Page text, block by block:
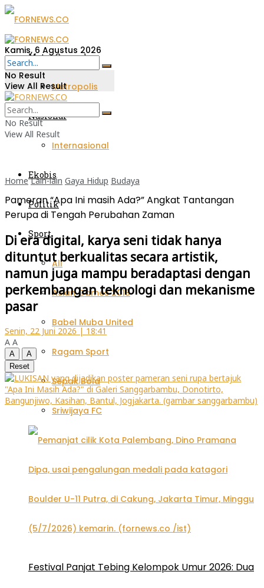
Metro Sumsel
Metropolis
Nasional
Internasional
Ekobis
Politik
Sport
All
Asian Games 2018
Babel Muba United
Ragam Sport
Sepak Bola
Sriwijaya FC
Festival Panjat Tebing Kelompok Umur 2026: Dua
Kamis, 6 Agustus 2026
No Result
View All Result
No Result
View All Result
Home Lain-lain Gaya Hidup Budaya
Pameran “Apa Ini masih Ada?” Angkat Tantangan
Perupa di Tengah Perubahan Zaman
Di era digital, karya seni tidak hanya
dituntut berkualitas secara artistik,
namun juga mampu beradaptasi dengan
perkembangan teknologi dan mekanisme
pasar
Senin, 22 Juni 2026 | 18:41
A A
A
A
Reset